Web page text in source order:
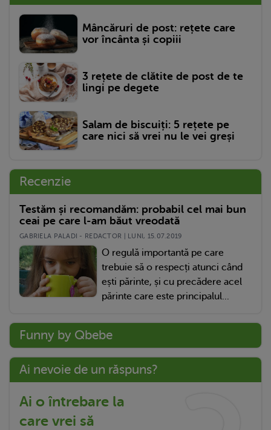
Mâncăruri de post: rețete care
vor încânta și copiii
3 rețete de clătite de post de te
lingi pe degete
Salam de biscuiți: 5 rețete pe
care nici să vrei nu le vei greși
Recenzie
Testăm și recomandăm: probabil cel mai bun
ceai pe care l-am băut vreodată
GABRIELA PALADI - REDACTOR | LUNI, 15.07.2019
O regulă importantă pe care
trebuie să o respecți atunci când
ești părinte, și cu precădere acel
părinte care este principalul...
Funny by Qbebe
Ai nevoie de un răspuns?
Ai o întrebare la
care vrei să